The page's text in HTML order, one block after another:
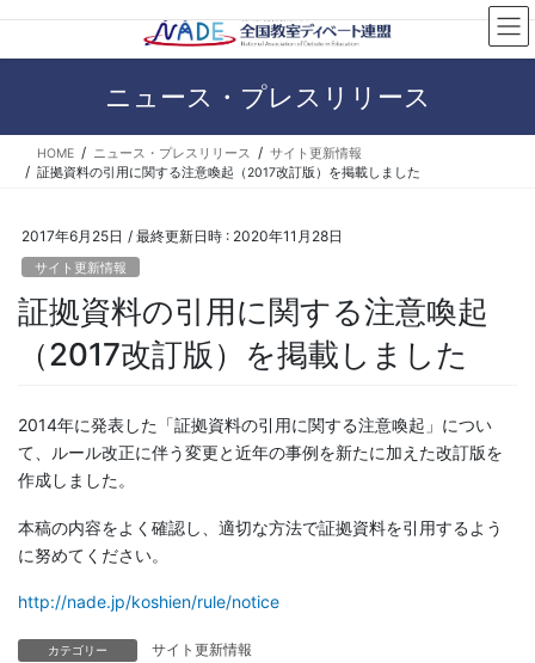
テ
へ
ゲ
ョ
ニュース・プレスリリース
HOME ニュース・プレスリリース
サイト更新情報
証拠資料の引用に関する注意喚起（2017改訂版）を掲載しました
2017年6月25日 / 最終更新日時 : 2020年11月28日
サイト更新情報
証拠資料の引用に関する注意喚起
（2017改訂版）を掲載しました
2014年に発表した「証拠資料の引用に関する注意喚起」につい
て、ルール改正に伴う変更と近年の事例を新たに加えた改訂版を
作成しました。
本稿の内容をよく確認し、適切な方法で証拠資料を引用するよう
に努めてください。
http://nade.jp/koshien/rule/notice
カテゴリー サイト更新情報